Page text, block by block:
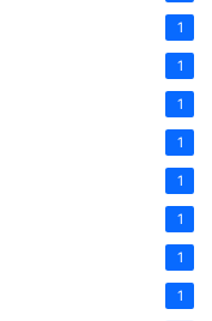
1
1
1
1
1
1
1
1